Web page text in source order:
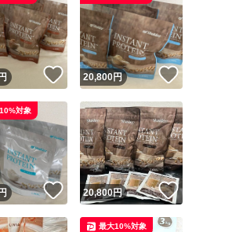
円 いいね！
20,800円 いいね！
円 いいね！
対象
20,800円 いいね！
最大10%対象